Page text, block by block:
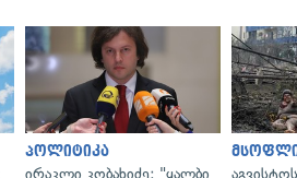
პოლიტიკა